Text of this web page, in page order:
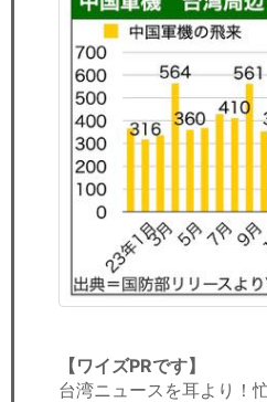
【ワイズPRです】
台湾ニュースを耳より！